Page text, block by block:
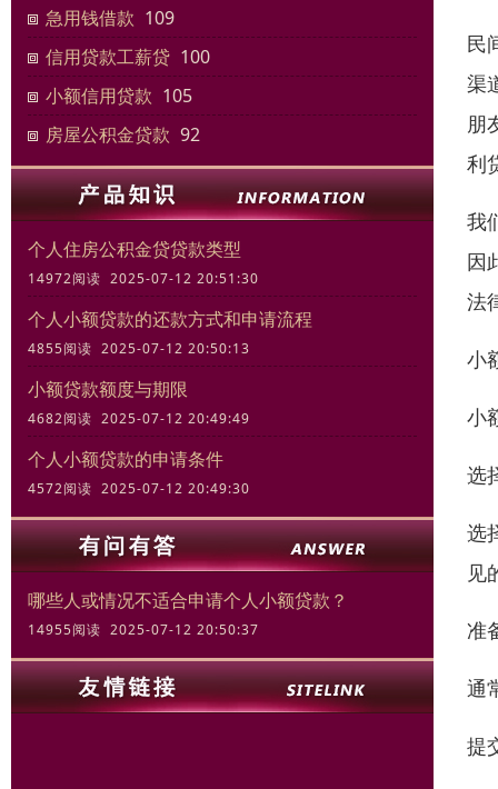
急用钱借款 109
信用贷款工薪贷 100
小额信用贷款 105
房屋公积金贷款 92
个人住房公积金贷贷款类型
14972阅读 2025-07-12 20:51:30
个人小额贷款的还款方式和申请流程
4855阅读 2025-07-12 20:50:13
小额贷款额度与期限
4682阅读 2025-07-12 20:49:49
个人小额贷款的申请条件
4572阅读 2025-07-12 20:49:30
哪些人或情况不适合申请个人小额贷款？
14955阅读 2025-07-12 20:50:37
民
渠
朋
利
我
因
法
小
小
选
选
见
准
通
提